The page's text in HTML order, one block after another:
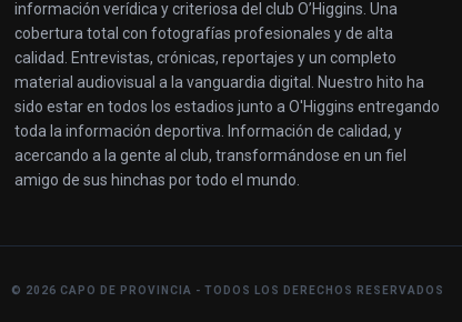
información verídica y criteriosa del club O’Higgins. Una
cobertura total con fotografías profesionales y de alta
calidad. Entrevistas, crónicas, reportajes y un completo
material audiovisual a la vanguardia digital. Nuestro hito ha
sido estar en todos los estadios junto a O'Higgins entregando
toda la información deportiva. Información de calidad, y
acercando a la gente al club, transformándose en un fiel
amigo de sus hinchas por todo el mundo.
© 2026 CAPO DE PROVINCIA - TODOS LOS DERECHOS RESERVADOS